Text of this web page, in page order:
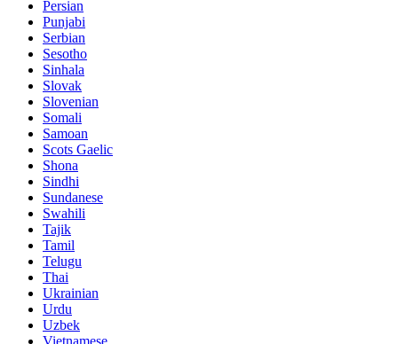
Persian
Punjabi
Serbian
Sesotho
Sinhala
Slovak
Slovenian
Somali
Samoan
Scots Gaelic
Shona
Sindhi
Sundanese
Swahili
Tajik
Tamil
Telugu
Thai
Ukrainian
Urdu
Uzbek